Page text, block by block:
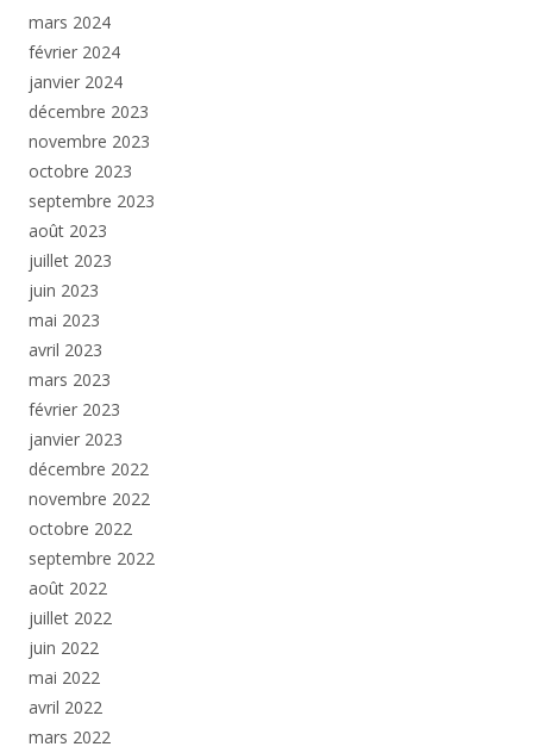
mars 2024
février 2024
janvier 2024
décembre 2023
novembre 2023
octobre 2023
septembre 2023
août 2023
juillet 2023
juin 2023
mai 2023
avril 2023
mars 2023
février 2023
janvier 2023
décembre 2022
novembre 2022
octobre 2022
septembre 2022
août 2022
juillet 2022
juin 2022
mai 2022
avril 2022
mars 2022